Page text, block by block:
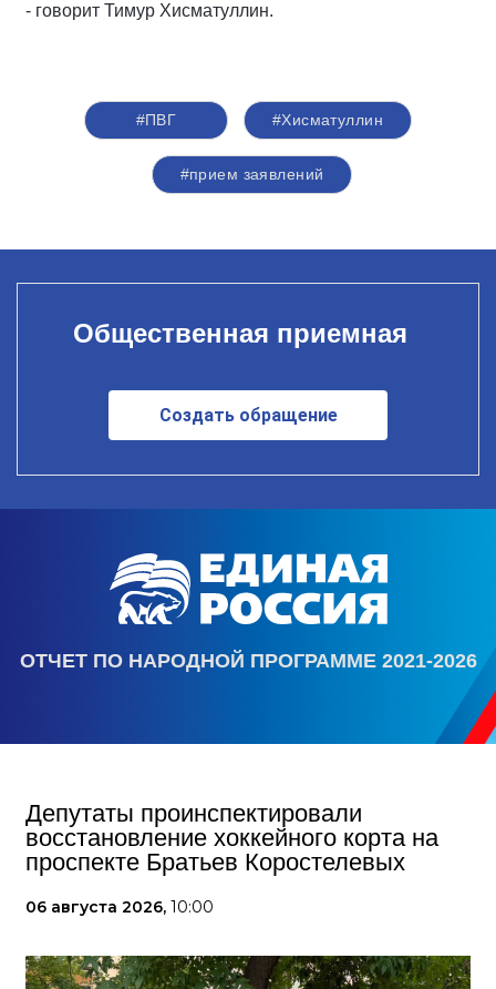
- говорит Тимур Хисматуллин.
#ПВГ #Хисматуллин
#прием заявлений
Общественная приемная
Создать обращение
ОТЧЕТ ПО НАРОДНОЙ ПРОГРАММЕ 2021-2026
Депутаты проинспектировали
восстановление хоккейного корта на
проспекте Братьев Коростелевых
06 августа 2026, 10:00